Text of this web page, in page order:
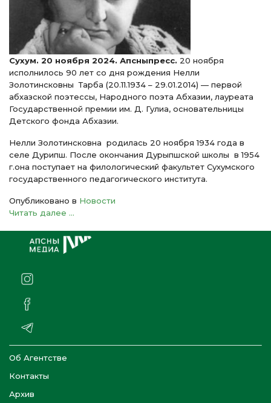
Сухум. 20 ноября 2024. Апсныпресс. 20 ноября
исполнилось 90 лет со дня рождения Нелли
Золотинсковны Тарба (20.11.1934 – 29.01.2014) — первой
абхазской поэтессы, Народного поэта Абхазии, лауреата
Государственной премии им. Д. Гулиа, основательницы
Детского фонда Абхазии.
Нелли Золотинсковна родилась 20 ноября 1934 года в
селе Дурипш. После окончания Дурыпшской школы в 1954
г.она поступает на филологический факультет Сухумского
государственного педагогического института.
Опубликовано в Новости
Читать далее ...
Об Агентстве
Контакты
Архив